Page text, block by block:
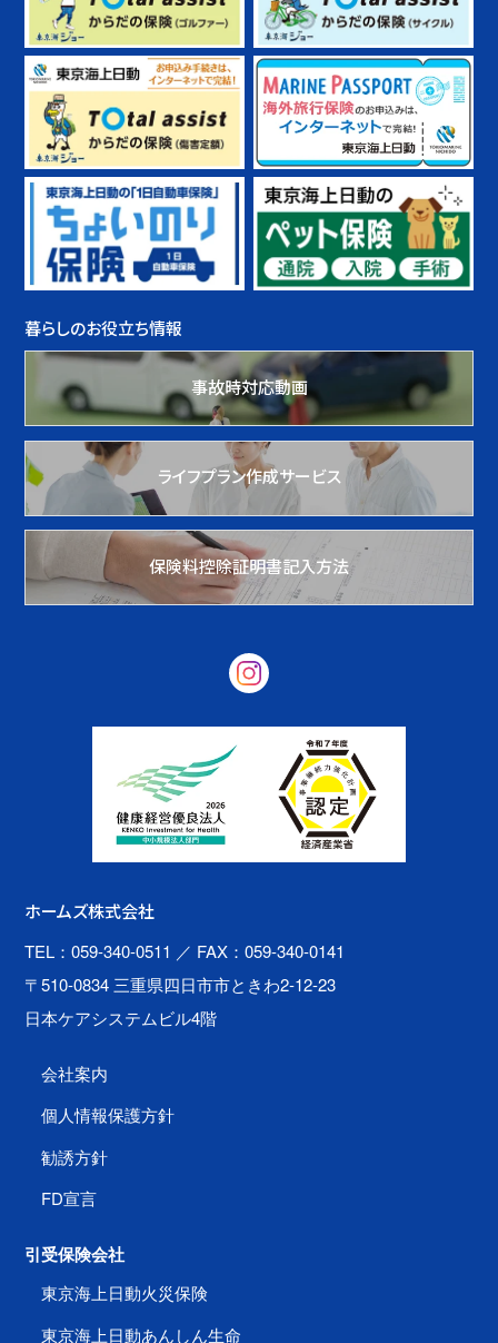
暮らしのお役立ち情報
事故時対応動画
ライフプラン作成サービス
保険料控除証明書記入方法
ホームズ株式会社
TEL：059-340-0511 ／ FAX：059-340-0141
〒510-0834 三重県四日市市ときわ2-12-23
日本ケアシステムビル4階
会社案内
個人情報保護方針
勧誘方針
FD宣言
引受保険会社
東京海上日動火災保険
東京海上日動あんしん生命